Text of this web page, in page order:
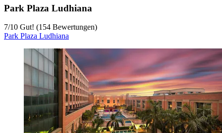
Park Plaza Ludhiana
7/10 Gut! (154 Bewertungen)
Park Plaza Ludhiana